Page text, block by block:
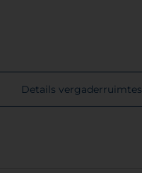
Details vergaderruimtes